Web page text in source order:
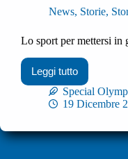
News, Storie,
Lo sport per mettersi in
Leggi tutto
Special
19 Dicembre